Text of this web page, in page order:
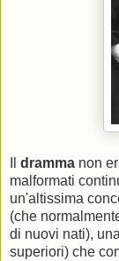
dramma non
malformati
un'altissima
(che
di nuovi nati),
superiori) che